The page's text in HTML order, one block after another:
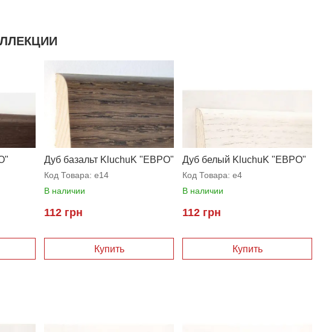
Дуб базальт KluchuK "ЕВРО"
Код Товара: e14
В наличии
112 грн
Дуб белый KluchuK "ЕВРО"
Код Товара: e4
В наличии
112 грн